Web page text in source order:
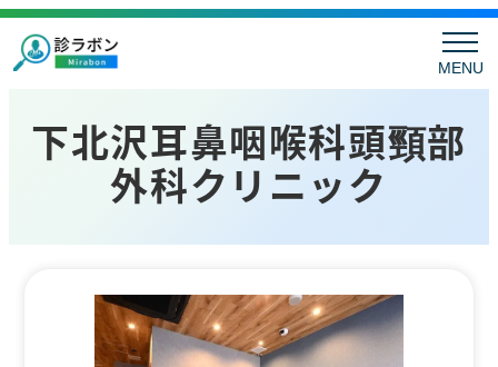
MENU
下北沢耳鼻咽喉科頭頸部
外科クリニック